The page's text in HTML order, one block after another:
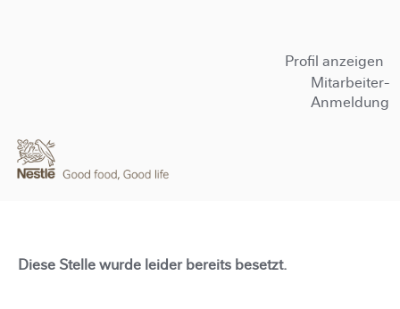
Profil anzeigen
Mitarbeiter-
Anmeldung
Diese Stelle wurde leider bereits besetzt.